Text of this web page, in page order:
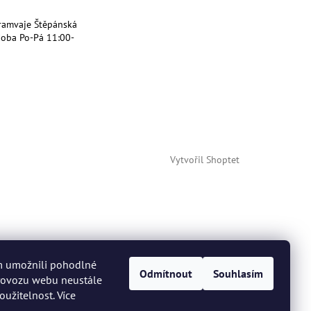
umožnili pohodlné
webu neustále
Více
Odmítnout Souhlasím
Štěpánská
Po-Pá 11:00-
Vytvořil Shoptet